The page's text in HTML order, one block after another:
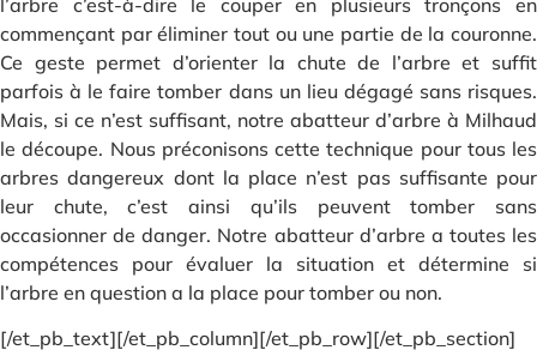
commençant par éliminer tout ou une partie de la couronne.
Ce geste permet d’orienter la chute de l’arbre et suffit
parfois à le faire tomber dans un lieu dégagé sans risques.
Mais, si ce n’est suffisant, notre abatteur d’arbre à Milhaud
le découpe. Nous préconisons cette technique pour tous les
arbres dangereux dont la place n’est pas suffisante pour
leur chute, c’est ainsi qu’ils peuvent tomber sans
occasionner de danger. Notre abatteur d’arbre a toutes les
compétences pour évaluer la situation et détermine si
l’arbre en question a la place pour tomber ou non.
[/et_pb_text][/et_pb_column][/et_pb_row][/et_pb_section]